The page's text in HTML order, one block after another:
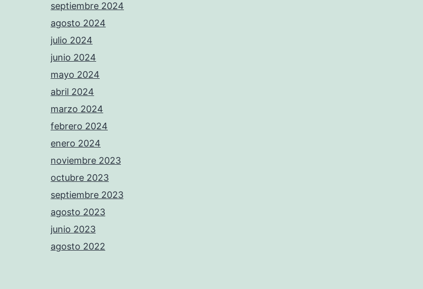
septiembre 2024
agosto 2024
julio 2024
junio 2024
mayo 2024
abril 2024
marzo 2024
febrero 2024
enero 2024
noviembre 2023
octubre 2023
septiembre 2023
agosto 2023
junio 2023
agosto 2022